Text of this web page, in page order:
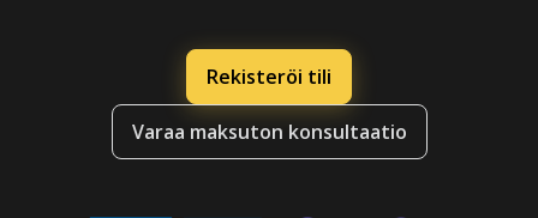
Rekisteröi tili
Varaa maksuton konsultaatio